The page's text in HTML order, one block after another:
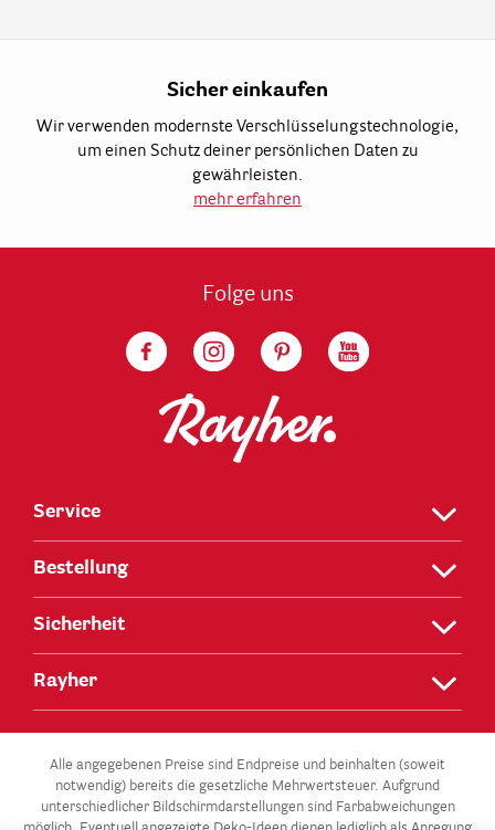
Sicher einkaufen
Wir verwenden modernste Verschlüsselungstechnologie,
um einen Schutz deiner persönlichen Daten zu
gewährleisten.
mehr erfahren
Folge uns
Service
Bestellung
Sicherheit
Rayher
Alle angegebenen Preise sind Endpreise und beinhalten (soweit
notwendig) bereits die gesetzliche Mehrwertsteuer. Aufgrund
unterschiedlicher Bildschirmdarstellungen sind Farbabweichungen